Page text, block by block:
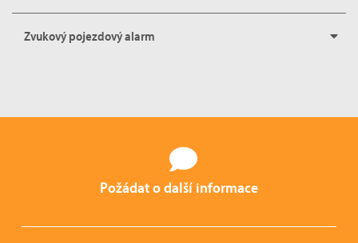
Zvukový pojezdový alarm
Požádat o další informace